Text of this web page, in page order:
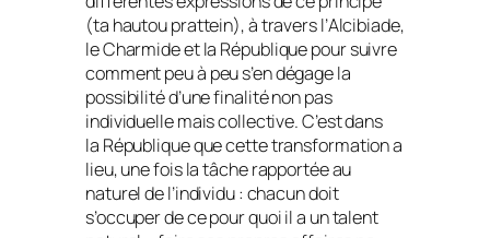
(ta hautou prattein), à travers l’Alcibiade,
leCharmideet la Républiquepour suivre
comment peu à peu s’en dégage la
possibilité d’une finalité non pas
individuelle mais collective. C’est dans
la Républiqueque cette transformation a
lieu, une fois la tâche rapportée au
naturel de l’individu : chacun doit
s’occuper de ce pour quoi il a un talent